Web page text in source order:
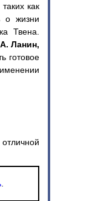
как
о жизни
Твена.
Ланин,
готовое